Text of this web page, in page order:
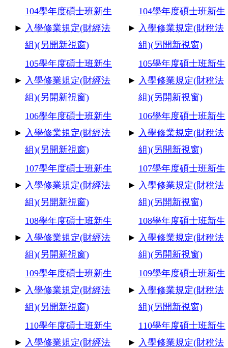
►
104學年度碩士班新生
入學修業規定(財經法
組)(另開新視窗)
►
104學年度碩士班新生
入學修業規定(財稅法
組)(另開新視窗)
►
105學年度碩士班新生
入學修業規定(財經法
組)(另開新視窗)
►
105學年度碩士班新生
入學修業規定(財稅法
組)(另開新視窗)
►
106學年度碩士班新生
入學修業規定(財經法
組)(另開新視窗)
►
106學年度碩士班新生
入學修業規定(財稅法
組)(另開新視窗)
►
107學年度碩士班新生
入學修業規定(財經法
組)(另開新視窗)
►
107學年度碩士班新生
入學修業規定(財稅法
組)(另開新視窗)
►
108學年度碩士班新生
入學修業規定(財經法
組)(另開新視窗)
►
108學年度碩士班新生
入學修業規定(財稅法
組)(另開新視窗)
►
109學年度碩士班新生
入學修業規定(財經法
組)(另開新視窗)
►
109學年度碩士班新生
入學修業規定(財稅法
組)(另開新視窗)
►
110學年度碩士班新生
入學修業規定(財經法
►
110學年度碩士班新生
入學修業規定(財稅法